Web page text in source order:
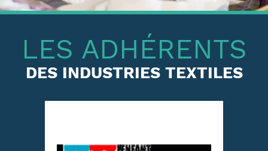
LES ADHÉRENTS
DES INDUSTRIES TEXTILES